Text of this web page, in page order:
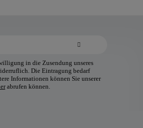
in die Zusendung unseres
Die Eintragung bedarf
Informationen können Sie unserer
abrufen können.